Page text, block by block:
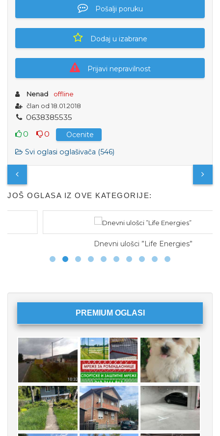
Pošalji poruku
Dodaj u izabrane
Prijavi nepravilnost
Nenad
offline
član od 18.01.2018
0638385535
0
0
Ocenite
Svi oglasi oglašivača (546)
JOŠ OGLASA IZ OVE KATEGORIJE:
Dnevni ulošci ”Life Energies”
PREMIUM OGLASI